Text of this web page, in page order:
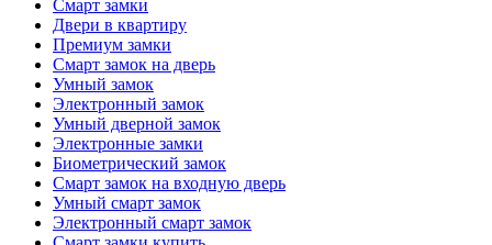
Смарт замки
Двери в квартиру
Премиум замки
Смарт замок на дверь
Умный замок
Электронный замок
Умный дверной замок
Электронные замки
Биометрический замок
Смарт замок на входную дверь
Умный смарт замок
Электронный смарт замок